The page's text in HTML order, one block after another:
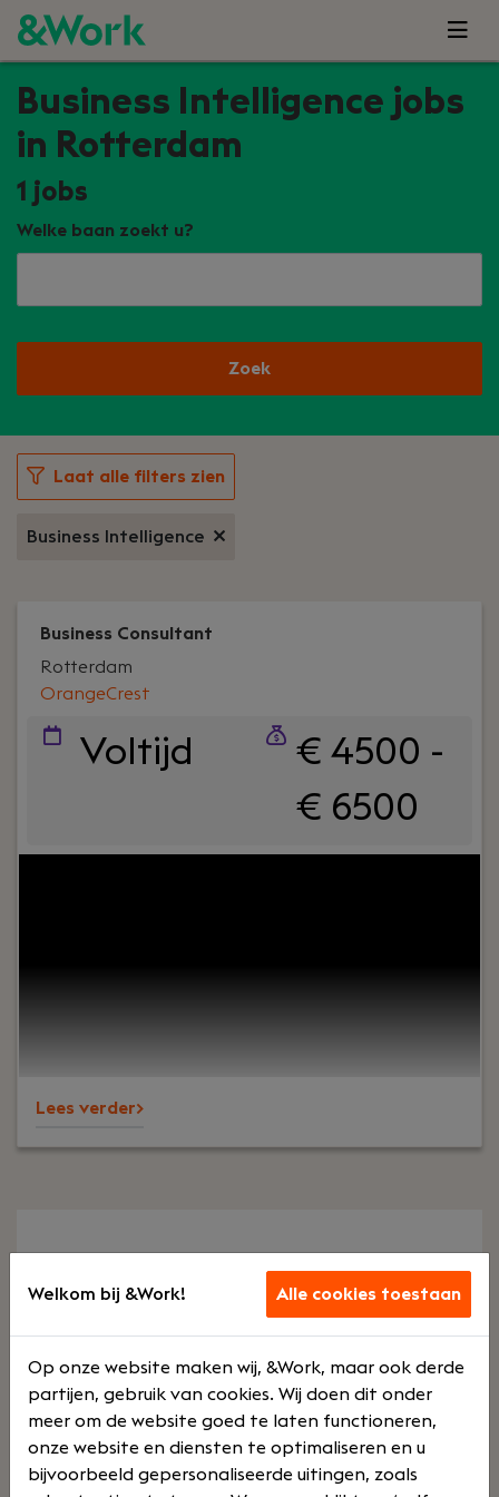
Business Intelligence jobs
in Rotterdam
1 jobs
Welke baan zoekt u?
Zoek
Laat alle filters zien
Business Intelligence
Business Consultant
OrangeCrest
Rotterdam
Voltijd
€ 4500 -
€ 6500
veranderingen succesvol ingevoerd worden.
Lees verder>
Business Intelligence Jobs
Op zoek naar business intelligence jobs? Op
&Work vindt u een ruim aanbod aan jobs op dit
vakgebied.
Als business intelligence developer verzamelt u
zoveel mogelijk informatie die relevant is binnen
Welkom bij &Work! Alle cookies toestaan
Op onze website maken wij, &Work, maar ook derde
partijen, gebruik van cookies. Wij doen dit onder
meer om de website goed te laten functioneren,
onze website en diensten te optimaliseren en u
bijvoorbeeld gepersonaliseerde uitingen, zoals